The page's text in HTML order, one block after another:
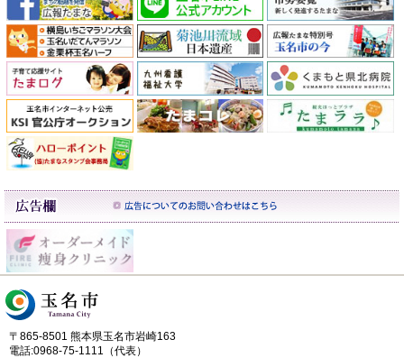
〒865-8501 熊本県玉名市岩崎163
電話:0968-75-1111（代表）